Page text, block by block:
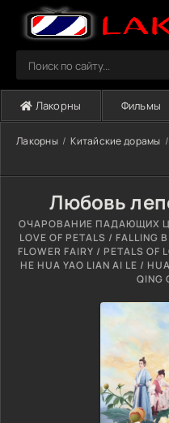
Лакорны Фильмы
Лакорны Китайские дорамы
Любовь
ОЧАРОВАНИЕ ПАДАЮЩИХ
LOVE OF PETALS / FALLING
FLOWER FAIRY / PETALS OF
HE HUA YAO LIAN AI LE /
QING